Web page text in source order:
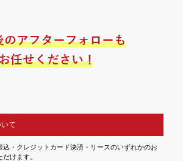
て
込・クレジットカード決済・リースのいずれかのお
けます。